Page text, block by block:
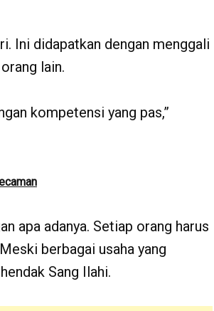
Ini didapatkan dengan menggali
lain.
kompetensi yang pas,”
apa adanya. Setiap orang harus
berbagai usaha yang
Sang Ilahi.